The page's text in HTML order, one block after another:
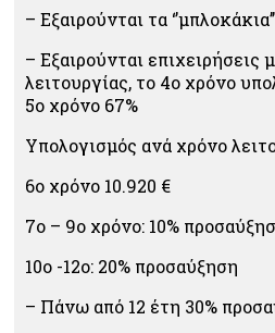
– Εξαιρούνται τα ‘’μπλοκάκια’’
– Εξαιρούνται επιχειρήσεις
λειτουργίας, το 4ο χρόνο
5ο χρόνο 67%
Υπολογισμός ανά χρόνο
6ο χρόνο 10.920 €
7ο – 9ο χρόνο: 10%
10ο -12ο: 20% προσαύξηση
– Πάνω από 12 έτη 30%